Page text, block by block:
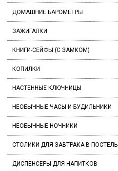
ДОМАШНИЕ БАРОМЕТРЫ
ЗАЖИГАЛКИ
КНИГИ-СЕЙФЫ (С ЗАМКОМ)
КОПИЛКИ
НАСТЕННЫЕ КЛЮЧНИЦЫ
НЕОБЫЧНЫЕ ЧАСЫ И БУДИЛЬНИКИ
НЕОБЫЧНЫЕ НОЧНИКИ
СТОЛИКИ ДЛЯ ЗАВТРАКА В ПОСТЕЛЬ
ДИСПЕНСЕРЫ ДЛЯ НАПИТКОВ